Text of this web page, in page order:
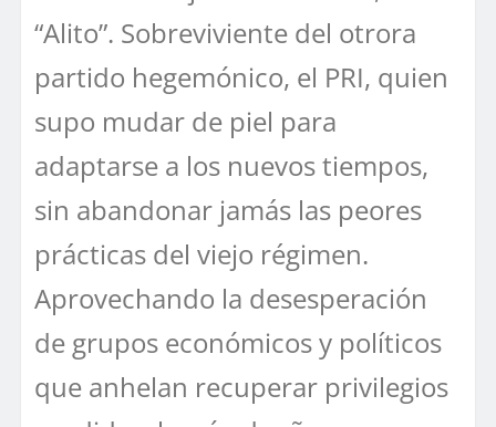
“Alito”. Sobreviviente del otrora
partido hegemónico, el PRI, quien
supo mudar de piel para
adaptarse a los nuevos tiempos,
sin abandonar jamás las peores
prácticas del viejo régimen.
Aprovechando la desesperación
de grupos económicos y políticos
que anhelan recuperar privilegios